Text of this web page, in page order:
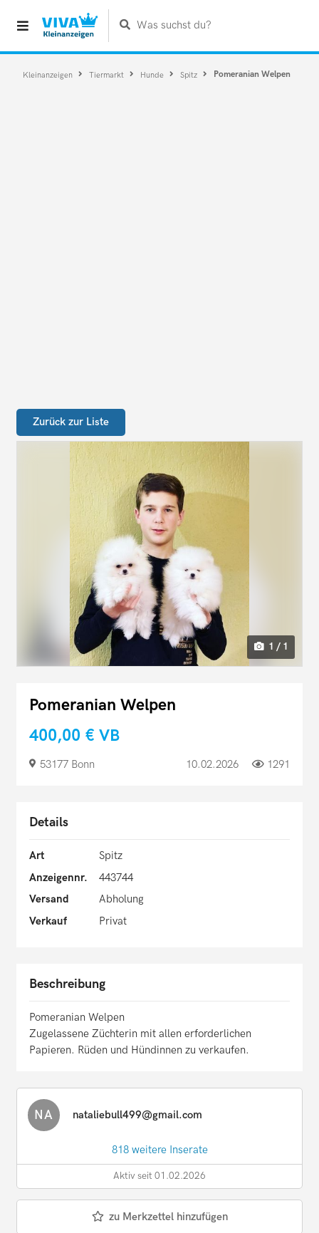
Was suchst du?
Kleinanzeigen Tiermarkt Hunde Spitz Pomeranian Welpen
Zurück zur Liste
1 / 1
Pomeranian Welpen
400,00 € VB
53177 Bonn 10.02.2026 1291
Details
Art
Spitz
Anzeigennr.
443744
Versand
Abholung
Verkauf
Privat
Beschreibung
Pomeranian Welpen
Zugelassene Züchterin mit allen erforderlichen
Papieren. Rüden und Hündinnen zu verkaufen.
NA nataliebull499@gmail.com
818 weitere Inserate
Aktiv seit 01.02.2026
zu Merkzettel hinzufügen